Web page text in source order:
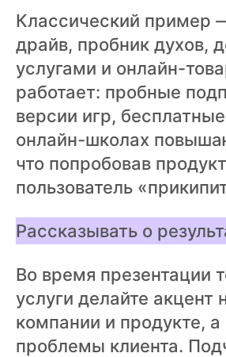
Классический пример
драйв, пробник духов,
услугами и онлайн-
работает: пробные
версии игр,
онлайн-школах
что попробовав
пользователь
Рассказывать о
Во время презентации
услуги делайте акцент
компании и продукте,
проблемы клиента.